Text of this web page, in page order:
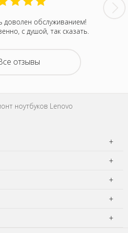
доволен обслуживанием!
с душой, так сказать.
отзывы
ноутбуков Lenovo